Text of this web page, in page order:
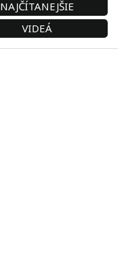
NAJČÍTANEJŠIE
VIDEÁ